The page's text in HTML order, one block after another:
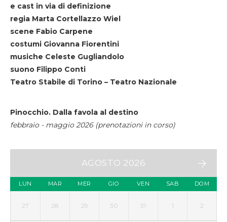
e cast in via di definizione
regia Marta Cortellazzo Wiel
scene Fabio Carpene
costumi Giovanna Fiorentini
musiche Celeste Gugliandolo
suono Filippo Conti
Teatro Stabile di Torino – Teatro Nazionale
Pinocchio. Dalla favola al destino
febbraio - maggio 2026 (prenotazioni in corso)
AGOSTO 2026
LUN MAR MER GIO VEN SAB DOM
27 28 29 30 31 1 2